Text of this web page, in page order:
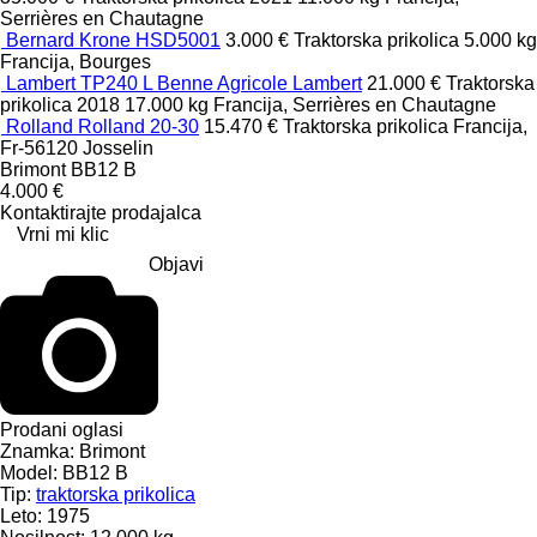
Serrières en Chautagne
Bernard Krone HSD5001 3.000 € Traktorska prikolica 5.000 kg
Francija, Bourges
Lambert TP240 L Benne Agricole Lambert 21.000 € Traktorska
prikolica 2018 17.000 kg Francija, Serrières en Chautagne
Rolland Rolland 20-30 15.470 € Traktorska prikolica Francija,
Fr-56120 Josselin
Brimont BB12 B
4.000 €
Kontaktirajte prodajalca
Vrni mi klic
Objavi
Prodani oglasi
Znamka: Brimont
Model: BB12 B
Tip: traktorska prikolica
Leto: 1975